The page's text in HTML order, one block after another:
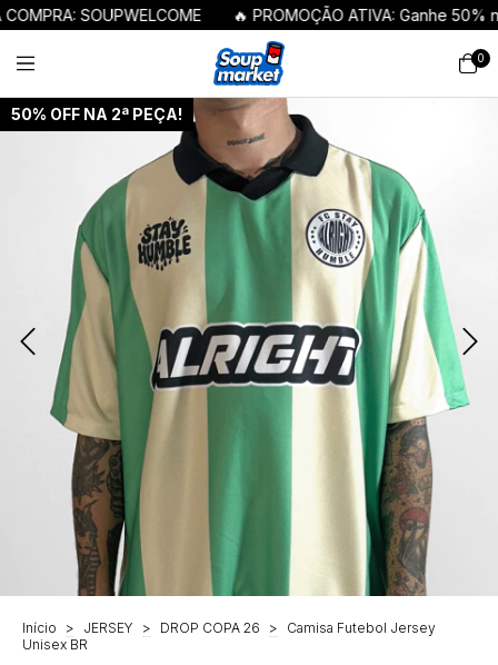
SOUPWELCOME 🔥 PROMOÇÃO ATIVA: Ganhe 50% na
0
50% OFF NA 2ª PEÇA!
Início > JERSEY > DROP COPA 26 >
Camisa Futebol Jersey
Unisex BR